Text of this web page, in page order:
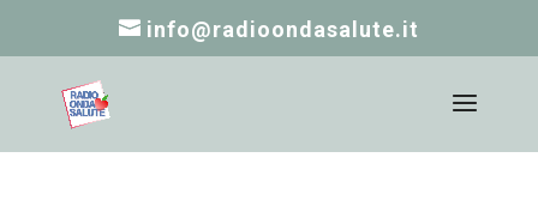
info@radioondasalute.it